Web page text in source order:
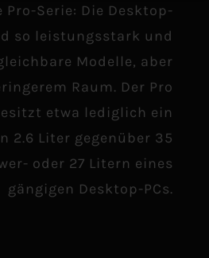
Serie: Die Desktop-
so leistungsstark und
Modelle, aber
Raum. Der Pro
etwa lediglich ein
2.6 Liter gegenüber 35
oder 27 Litern eines
gängigen Desktop-PCs.